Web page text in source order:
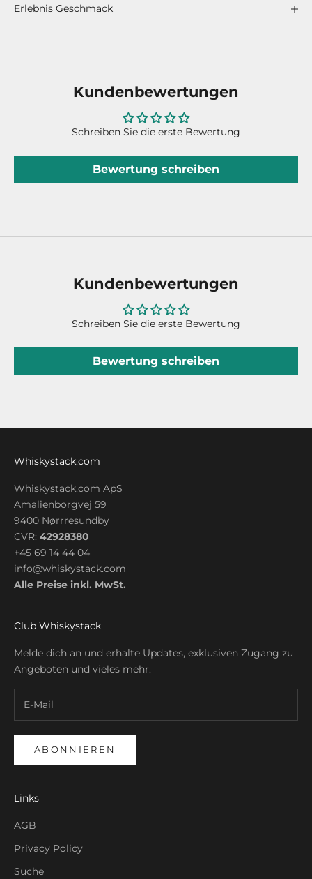
Erlebnis Geschmack
Kundenbewertungen
Schreiben Sie die erste Bewertung
Bewertung schreiben
Kundenbewertungen
Schreiben Sie die erste Bewertung
Bewertung schreiben
Whiskystack.com
Whiskystack.com ApS
Amalienborgvej 59
9400 Nørrresundby
CVR: 42928380
+45 69 14 44 04
info@whiskystack.com
Alle Preise inkl. MwSt.
Club Whiskystack
Melde dich an und erhalte Updates, exklusiven Zugang zu
Angeboten und vieles mehr.
ABONNIEREN
Links
AGB
Privacy Policy
Suche